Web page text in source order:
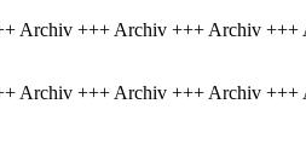
Archiv +++ Archiv +++ Archiv
Archiv +++ Archiv +++ Archiv